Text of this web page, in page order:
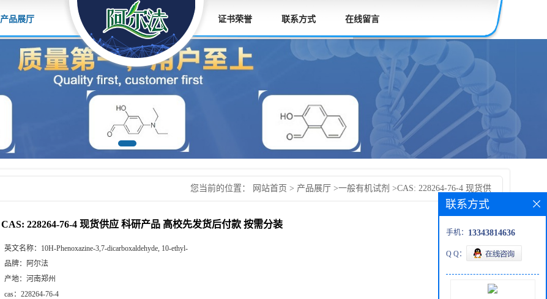
产品展厅 证书荣誉 联系方式 在线留言
您当前的位置： 网站首页 > 产品展厅 >一般有机试剂 >CAS: 228264-76-4 现货供
CAS: 228264-76-4 现货供应 科研产品 高校先发货后付款 按需分装
英文名称： 10H-Phenoxazine-3,7-dicarboxaldehyde, 10-ethyl-
品牌： 阿尔法
产地： 河南郑州
cas： 228264-76-4
联系方式
手机： 13343814636
Q Q：